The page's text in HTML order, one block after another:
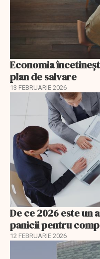
Economia
plan de salvare
13 FEBRUARIE 2026
De ce 2026 este un
panicii pentru
12 FEBRUARIE 2026